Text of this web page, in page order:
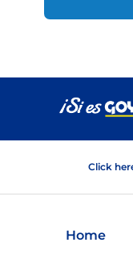
Click
Home